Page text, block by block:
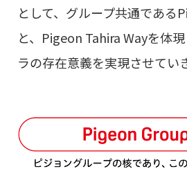
として、グループ共通である
と、Pigeon Tahira Wayを体
ラの存在意義を実現させてい